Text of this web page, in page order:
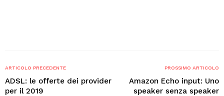
ARTICOLO PRECEDENTE
ADSL: le offerte dei provider
per il 2019
PROSSIMO ARTICOLO
Amazon Echo input: Uno
speaker senza speaker